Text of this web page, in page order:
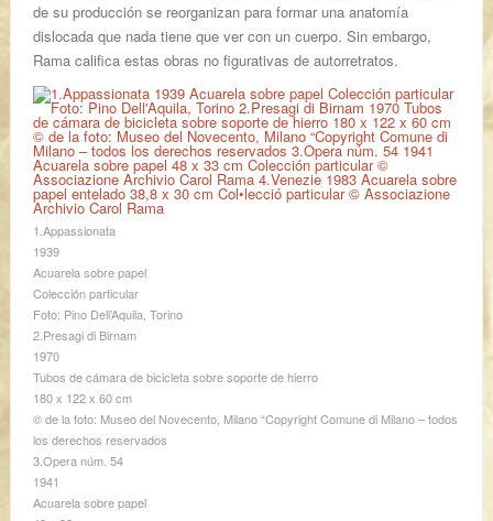
de su producción se reorganizan para formar una anatomía
dislocada que nada tiene que ver con un cuerpo. Sin embargo,
Rama califica estas obras no figurativas de autorretratos.
1.Appassionata
1939
Acuarela sobre papel
Colección particular
Foto: Pino Dell’Aquila, Torino
2.Presagi di Birnam
1970
Tubos de cámara de bicicleta sobre soporte de hierro
180 x 122 x 60 cm
© de la foto: Museo del Novecento, Milano “Copyright Comune di Milano – todos
los derechos reservados
3.Opera núm. 54
1941
Acuarela sobre papel